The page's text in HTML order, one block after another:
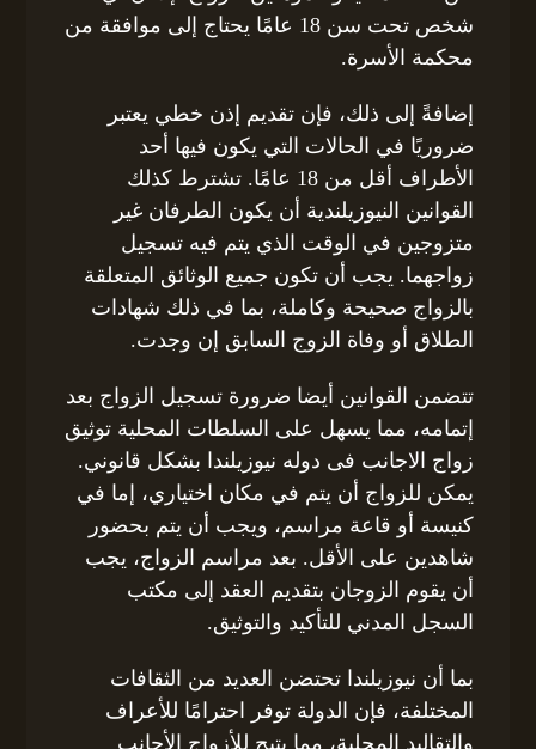
شخص تحت سن 18 عامًا يحتاج إلى موافقة من
محكمة الأسرة.
إضافةً إلى ذلك، فإن تقديم إذن خطي يعتبر
ضروريًا في الحالات التي يكون فيها أحد
الأطراف أقل من 18 عامًا. تشترط كذلك
القوانين النيوزيلندية أن يكون الطرفان غير
متزوجين في الوقت الذي يتم فيه تسجيل
زواجهما. يجب أن تكون جميع الوثائق المتعلقة
بالزواج صحيحة وكاملة، بما في ذلك شهادات
الطلاق أو وفاة الزوج السابق إن وجدت.
تتضمن القوانين أيضا ضرورة تسجيل الزواج بعد
إتمامه، مما يسهل على السلطات المحلية توثيق
زواج الاجانب فى دوله نيوزيلندا بشكل قانوني.
يمكن للزواج أن يتم في مكان اختياري، إما في
كنيسة أو قاعة مراسم، ويجب أن يتم بحضور
شاهدين على الأقل. بعد مراسم الزواج، يجب
أن يقوم الزوجان بتقديم العقد إلى مكتب
السجل المدني للتأكيد والتوثيق.
بما أن نيوزيلندا تحتضن العديد من الثقافات
المختلفة، فإن الدولة توفر احترامًا للأعراف
والتقاليد المحلية، مما يتيح للأزواج الأجانب